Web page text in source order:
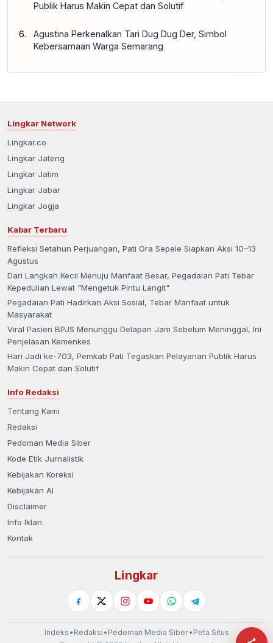
Publik Harus Makin Cepat dan Solutif
Agustina Perkenalkan Tari Dug Dug Der, Simbol
Kebersamaan Warga Semarang
Lingkar Network
Lingkar.co
Lingkar Jateng
Lingkar Jatim
Lingkar Jabar
Lingkar Jogja
Kabar Terbaru
Refleksi Setahun Perjuangan, Pati Ora Sepele Siapkan Aksi 10–13
Agustus
Dari Langkah Kecil Menuju Manfaat Besar, Pegadaian Pati Tebar
Kepedulian Lewat "Mengetuk Pintu Langit"
Pegadaian Pati Hadirkan Aksi Sosial, Tebar Manfaat untuk
Masyarakat
Viral Pasien BPJS Menunggu Delapan Jam Sebelum Meninggal, Ini
Penjelasan Kemenkes
Hari Jadi ke-703, Pemkab Pati Tegaskan Pelayanan Publik Harus
Makin Cepat dan Solutif
Info Redaksi
Tentang Kami
Redaksi
Pedoman Media Siber
Kode Etik Jurnalistik
Kebijakan Koreksi
Kebijakan AI
Disclaimer
Info Iklan
Kontak
Lingkar
Indeks • Redaksi • Pedoman Media Siber• Peta Situs